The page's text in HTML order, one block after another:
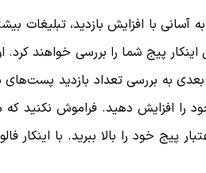
به آسانی با افزایش بازدید،
پیج شما را بررسی خواهند
به بررسی تعداد بازدید پست‌های
خود را افزایش دهید. فراموش نکنید
پیج خود را بالا ببرید. با